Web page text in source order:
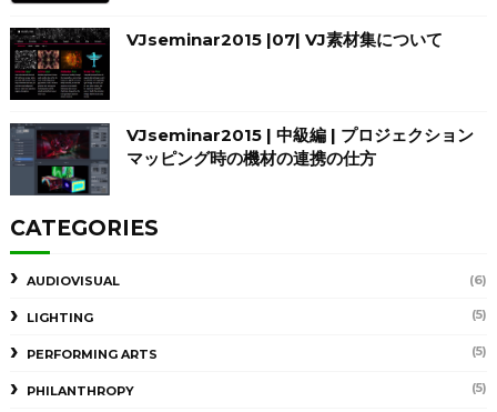
VJseminar2015 |07| VJ素材集について
VJseminar2015 | 中級編 | プロジェクション
マッピング時の機材の連携の仕方
CATEGORIES
AUDIOVISUAL (6)
LIGHTING (5)
PERFORMING ARTS (5)
PHILANTHROPY (5)